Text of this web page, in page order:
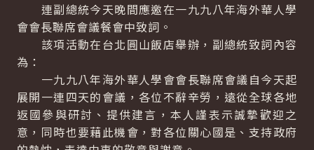
連副總統今天晚間應邀在一九九八年海外華人學
會會長聯席會議餐會中致詞。
該項活動在台北圓山飯店舉辦，副總統致詞內容
為：
一九九八年海外華人學會會長聯席會議自今天起
展開一連四天的會議，各位不辭辛勞，遠從全球各地
返國參與研討、提供建言，本人謹表示誠摯歡迎之
意，同時也要藉此機會，對各位關心國是、支持政府